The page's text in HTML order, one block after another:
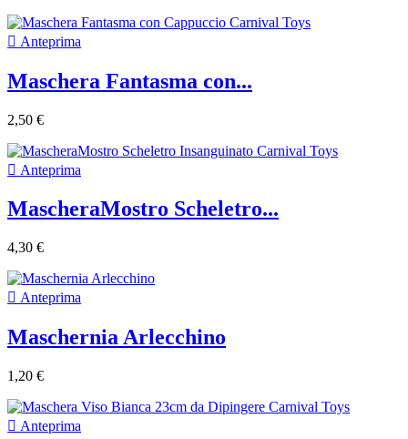
 Anteprima
Maschera Fantasma con...
2,50 €
 Anteprima
MascheraMostro Scheletro...
4,30 €
 Anteprima
Maschernia Arlecchino
1,20 €
 Anteprima